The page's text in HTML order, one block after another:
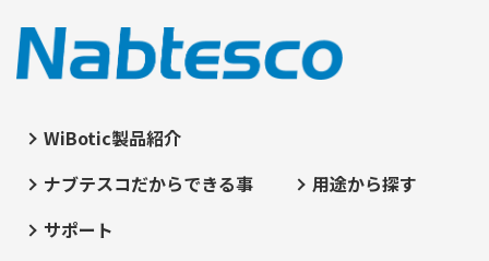
WiBotic製品紹介
ナブテスコだからできる事
用途から探す
サポート